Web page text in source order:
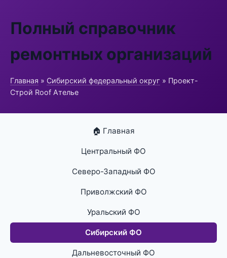
Полный справочник
ремонтных организаций
Главная » Сибирский федеральный округ » Проект-
Строй Roof Ателье
🏠 Главная
Центральный ФО
Северо-Западный ФО
Приволжский ФО
Уральский ФО
Сибирский ФО
Дальневосточный ФО